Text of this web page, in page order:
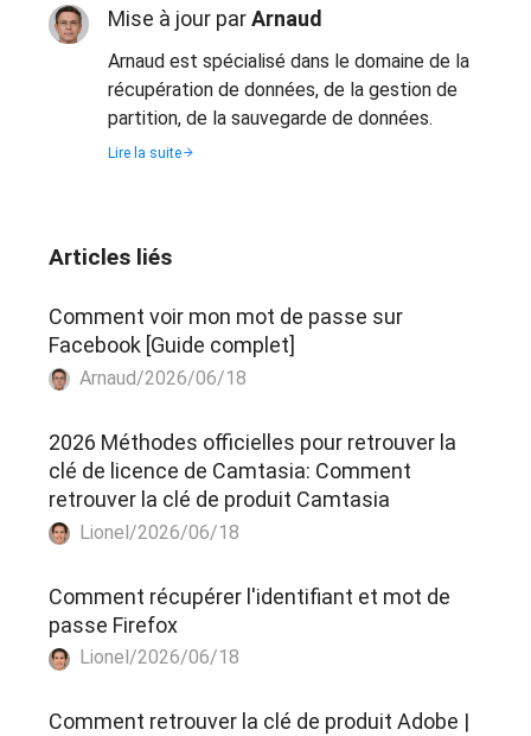
Mise à jour parArnaud
Arnaud est spécialisé dans le domaine de la
récupération de données, de la gestion de
partition, de la sauvegarde de données.
Lire la suite
Articles liés
Comment voir mon mot de passe sur
Facebook [Guide complet]
Arnaud/2026/06/18
2026 Méthodes officielles pour retrouver la
clé de licence de Camtasia: Comment
retrouver la clé de produit Camtasia
Lionel/2026/06/18
Comment récupérer l'identifiant et mot de
passe Firefox
Lionel/2026/06/18
Comment retrouver la clé de produit Adobe |